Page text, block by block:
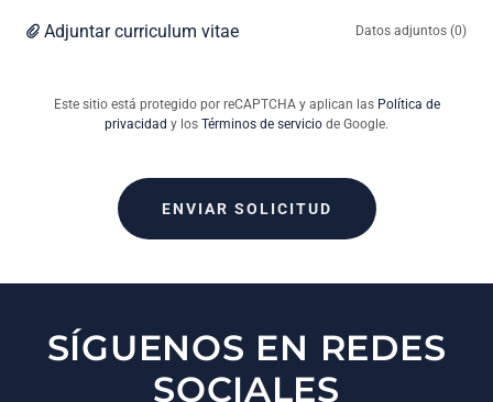
Adjuntar curriculum vitae Datos adjuntos (0)
Este sitio está protegido por reCAPTCHA y aplican las Política de
privacidad y los Términos de servicio de Google.
ENVIAR SOLICITUD
SÍGUENOS EN REDES
SOCIALES